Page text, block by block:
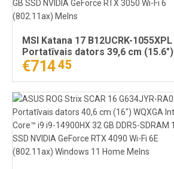
MSI Katana 17 B12UCRK-1055XPL
Portatīvais dators 39,6 cm (15.6")
Full HD Intel® Core™ i5 i5-12450H
16 GB DDR5-SDRAM 512 GB SSD
NVIDIA GeForce RTX 3050 Wi-Fi 6
(802.11ax) Melns
€71445